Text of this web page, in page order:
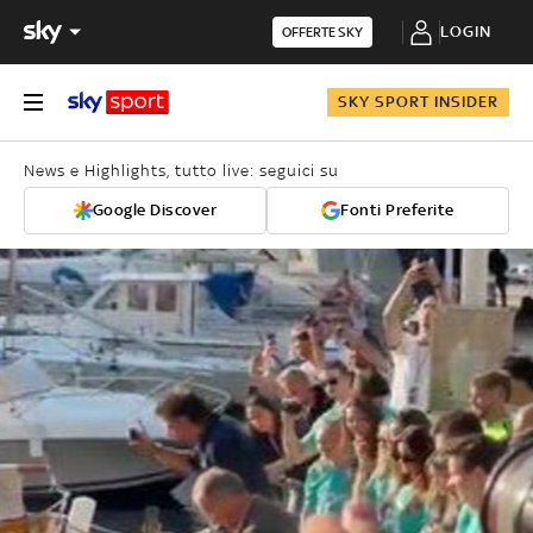
OFFERTE SKY LOGIN
SKY SPORT INSIDER
News e Highlights, tutto live: seguici su
Google Discover Fonti Preferite